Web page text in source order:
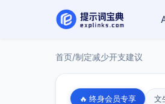
首页/制定减少开支建议
🔥 终身会员专享 文